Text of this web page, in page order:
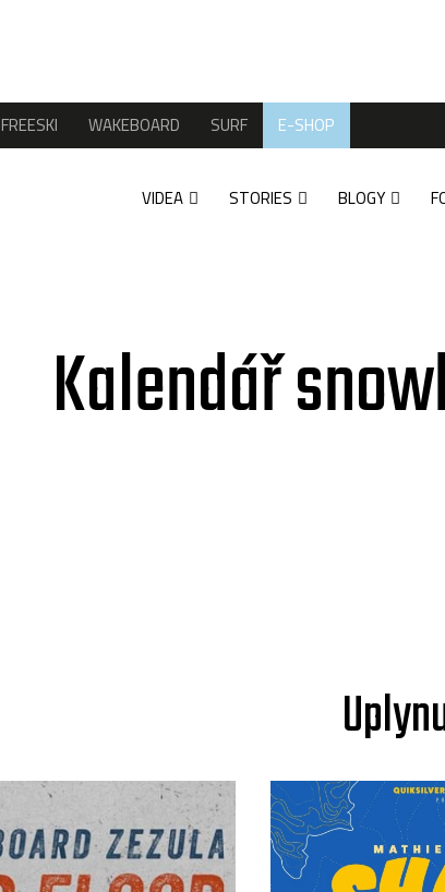
FREESKI WAKEBOARD SURF E-SHOP
VIDEA STORIES BLOGY
Kalendář